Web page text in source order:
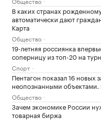
В каких странах
автоматически дают
Карта
Общество
19-летняя россиянка
соперницу из топ-20 на
Спорт
Пентагон показал 16 новых
неопознанными объектами.
Общество
Зачем экономике России
товарная биржа